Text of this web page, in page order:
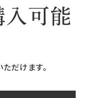
だけます。